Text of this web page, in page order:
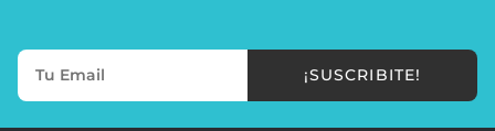
¡SUSCRIBITE!